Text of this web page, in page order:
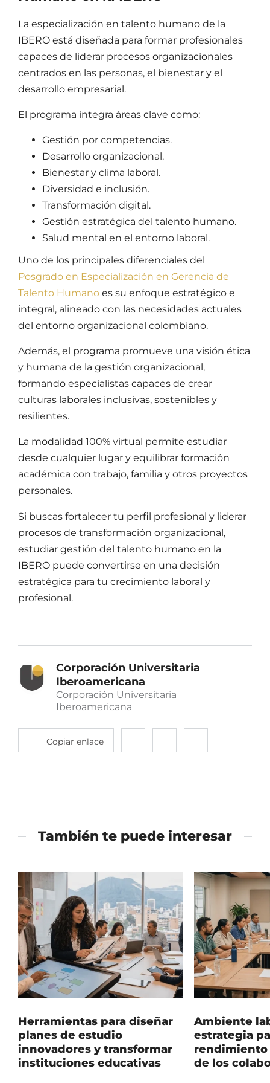
La especialización en talento humano de la
IBERO está diseñada para formar profesionales
capaces de liderar procesos organizacionales
centrados en las personas, el bienestar y el
desarrollo empresarial.
El programa integra áreas clave como:
Gestión por competencias.
Desarrollo organizacional.
Bienestar y clima laboral.
Diversidad e inclusión.
Transformación digital.
Gestión estratégica del talento humano.
Salud mental en el entorno laboral.
Uno de los principales diferenciales del
Posgrado en Especialización en Gerencia de
Talento Humano es su enfoque estratégico e
integral, alineado con las necesidades actuales
del entorno organizacional colombiano.
Además, el programa promueve una visión ética
y humana de la gestión organizacional,
formando especialistas capaces de crear
culturas laborales inclusivas, sostenibles y
resilientes.
La modalidad 100% virtual permite estudiar
desde cualquier lugar y equilibrar formación
académica con trabajo, familia y otros proyectos
personales.
Si buscas fortalecer tu perfil profesional y liderar
procesos de transformación organizacional,
estudiar gestión del talento humano en la
IBERO puede convertirse en una decisión
estratégica para tu crecimiento laboral y
profesional.
Corporación Universitaria
Iberoamericana
Corporación Universitaria
Iberoamericana
Copiar enlace
También te puede interesar
Herramientas para diseñar
planes de estudio
innovadores y transformar
instituciones educativas
Ambiente
estrategia
rendimiento
de los